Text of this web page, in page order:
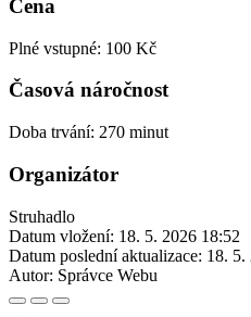
Cena
Plné vstupné: 100 Kč
Časová náročnost
Doba trvání: 270 minut
Organizátor
Struhadlo
Datum vložení: 18. 5. 2026 18:52
Datum poslední aktualizace: 18. 5.
Autor: Správce Webu